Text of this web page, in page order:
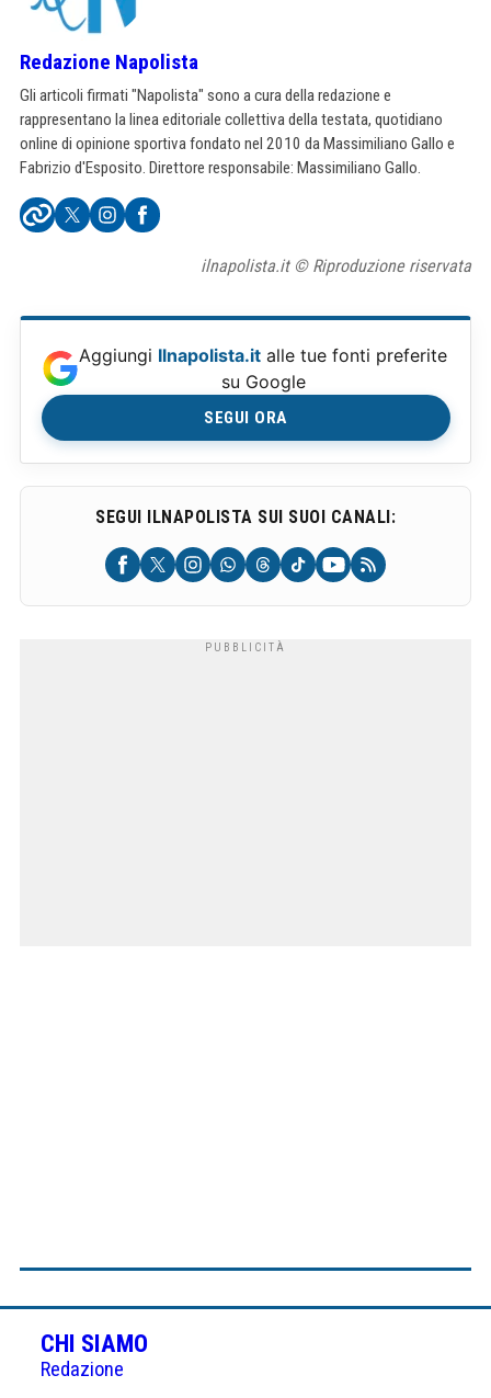
Redazione Napolista
Gli articoli firmati "Napolista" sono a cura della redazione e
rappresentano la linea editoriale collettiva della testata, quotidiano
online di opinione sportiva fondato nel 2010 da Massimiliano Gallo e
Fabrizio d'Esposito. Direttore responsabile: Massimiliano Gallo.
ilnapolista.it © Riproduzione riservata
Aggiungi Ilnapolista.it alle tue fonti preferite
su Google
SEGUI ORA
SEGUI ILNAPOLISTA SUI SUOI CANALI:
CHI SIAMO
Redazione